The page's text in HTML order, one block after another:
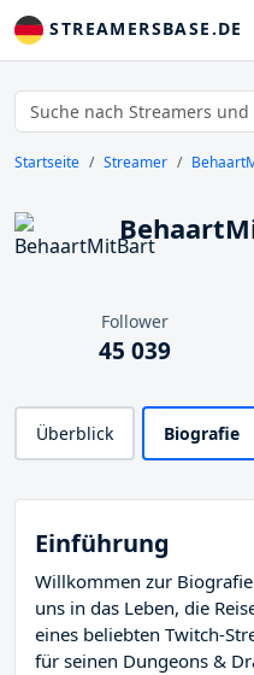
STREAMERSBASE.DE
Startseite Streamer
Follower
45 039
Überblick Biografie
Einführung
Willkommen zur
uns in das Leben, die
eines beliebten Twitch-
für seinen Dungeons &